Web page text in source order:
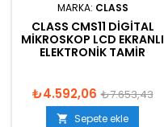
MARKA: CLASS
CLASS CMS11 DIGITAL
MIKROSKOP LCD EKRANLI
ELEKTRONIK TAMIR
₺4.592,06 ₺7.653,43
 Sepete ekle